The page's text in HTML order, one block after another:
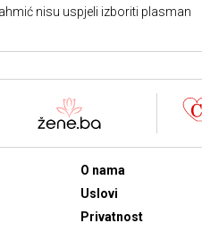
nisu uspjeli izboriti plasman
O nama
Uslovi
Privatnost